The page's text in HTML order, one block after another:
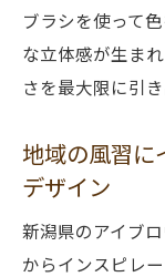
ブラシを使って
な立体感が生ま
さを最大限に引
地域の風習に
デザイン
新潟県のアイブ
からインスピレ